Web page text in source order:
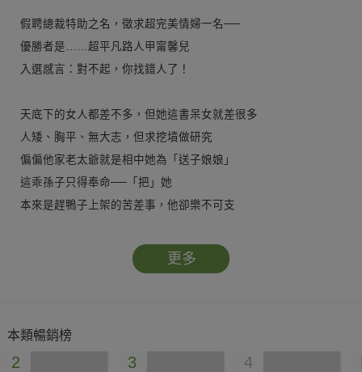
假聘總裁特助之名，徵求超完美情婦一名──
優勝者是……超平凡路人甲甯馨兒
入選感言：對不起，你找錯人了！
天底下的女人都差不多，但她這書呆女就差很多
人矮、胸平、無大志，但求挖墳做研究
偏偏他家老太爺就是相中她為「送子娘娘」
這乖孫子只得奉命──「把」她
本來是趕鴨子上架的苦差事，他卻樂不可支
千里姻緣一線牽？遇上他只能說孽緣、孽緣！
這等「不平等條約」實在勾不起她的興趣
只是瞧他大費周章，為求一子的模樣
更多
本類暢銷榜
2 3 4